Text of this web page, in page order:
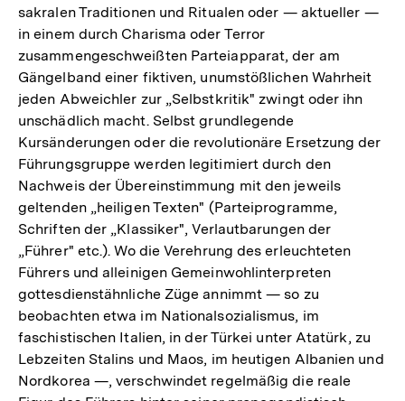
sakralen Traditionen und Ritualen oder — aktueller —
in einem durch Charisma oder Terror
zusammengeschweißten Parteiapparat, der am
Gängelband einer fiktiven, unumstößlichen Wahrheit
jeden Abweichler zur „Selbstkritik" zwingt oder ihn
unschädlich macht. Selbst grundlegende
Kursänderungen oder die revolutionäre Ersetzung der
Führungsgruppe werden legitimiert durch den
Nachweis der Übereinstimmung mit den jeweils
geltenden „heiligen Texten" (Parteiprogramme,
Schriften der „Klassiker", Verlautbarungen der
„Führer" etc.). Wo die Verehrung des erleuchteten
Führers und alleinigen Gemeinwohlinterpreten
gottesdienstähnliche Züge annimmt — so zu
beobachten etwa im Nationalsozialismus, im
faschistischen Italien, in der Türkei unter Atatürk, zu
Lebzeiten Stalins und Maos, im heutigen Albanien und
Nordkorea —, verschwindet regelmäßig die reale